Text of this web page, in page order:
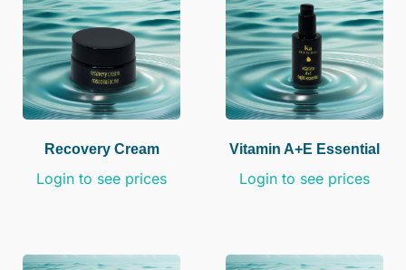
Recovery Cream
Login to see prices
Vitamin A+E Essential
Login to see prices